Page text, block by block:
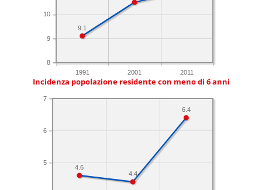
1991 2001 2011
8
9
10
9.1
Incidenza popolazione residente con meno di 6 anni
5
6
7
6.4
4.4
4.6